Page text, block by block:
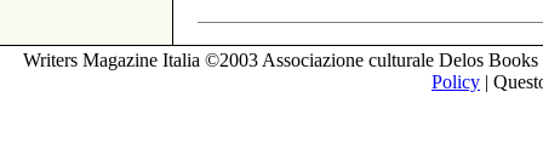
Writers Magazine Italia ©2003 Associazione culturale Delos
Policy |